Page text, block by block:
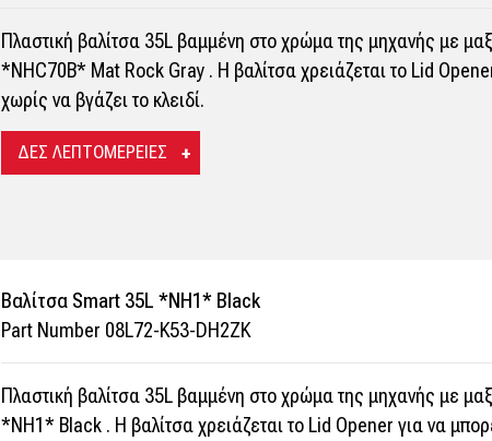
Πλαστική βαλίτσα 35L βαμμένη στο χρώμα της μηχανής με
*NHC70B* Mat Rock Gray . Η βαλίτσα χρειάζεται το Lid
χωρίς να βγάζει το κλειδί.
ΔΕΣ ΛΕΠΤΟΜΕΡΕΙΕΣ
Bαλίτσα Smart 35L *NH1* Black
Part Number 08L72-K53-DH2ZK
Πλαστική βαλίτσα 35L βαμμένη στο χρώμα της μηχανής με
*NH1* Black . Η βαλίτσα χρειάζεται το Lid Opener για να